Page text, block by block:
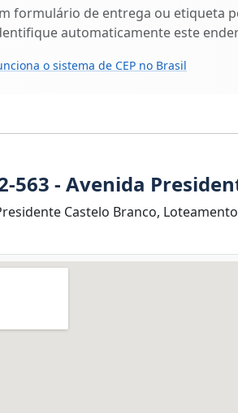
formulário de entrega ou etiqueta
automaticamente este
o sistema de CEP no Brasil
563 - Avenida
Castelo Branco,